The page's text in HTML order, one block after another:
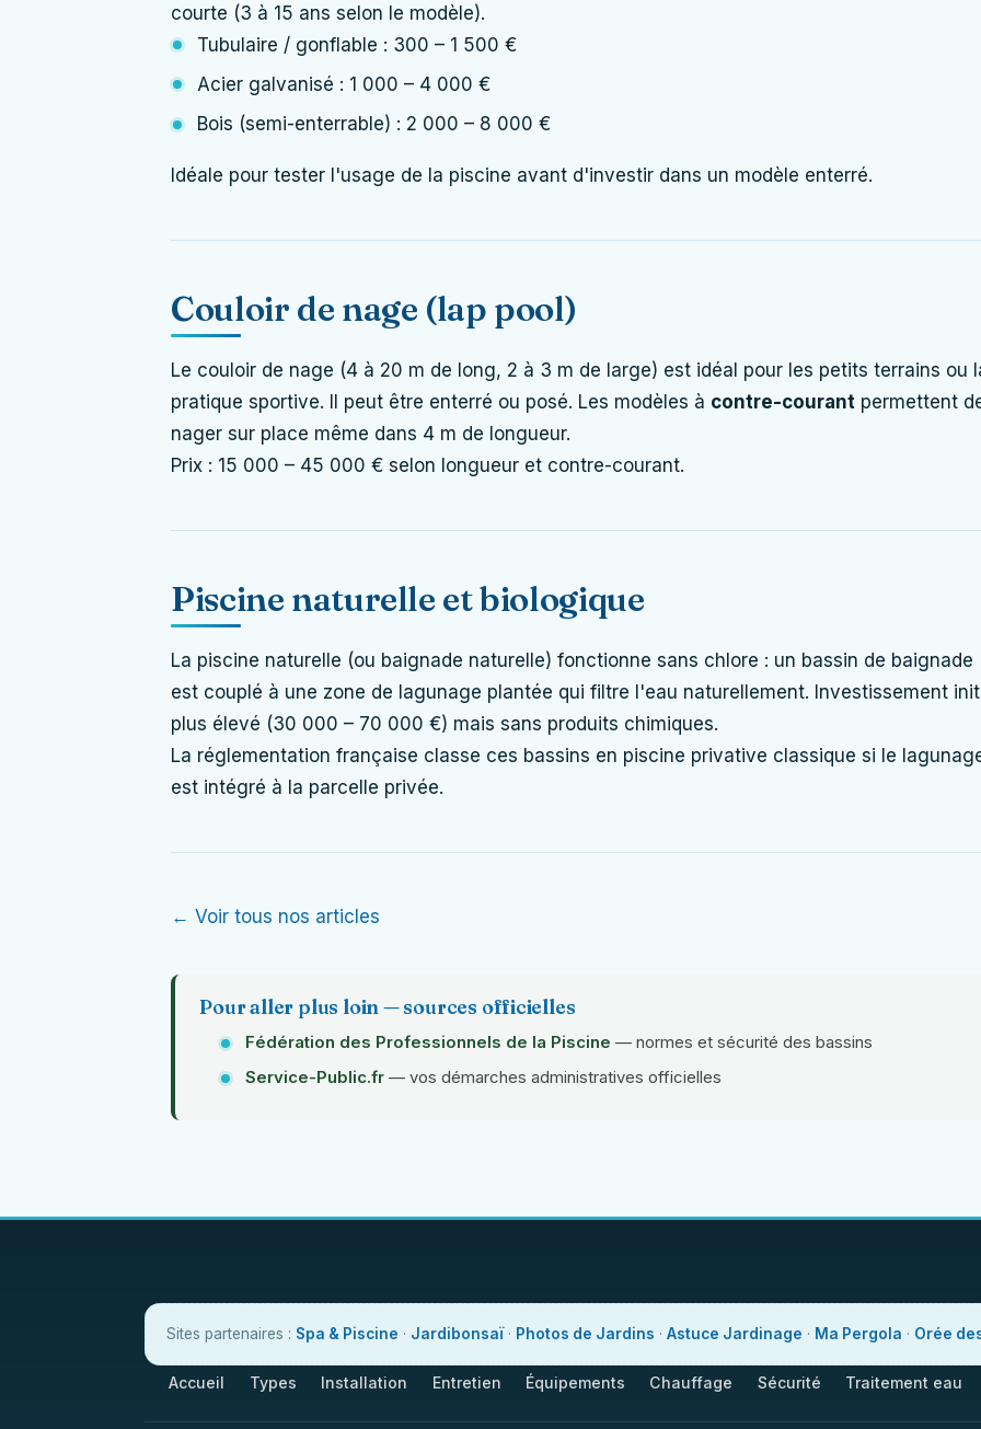
courte (3 à 15 ans selon le modèle).
Tubulaire / gonflable : 300 – 1 500 €
Acier galvanisé : 1 000 – 4 000 €
Bois (semi-enterrable) : 2 000 – 8 000 €
Idéale pour tester l'usage de la piscine avant d'investir dans un modèle enterré.
Couloir de nage (lap pool)
Le couloir de nage (4 à 20 m de long, 2 à 3 m de large) est idéal pour les petits terrains ou
pratique sportive. Il peut être enterré ou posé. Les modèles à contre-courant permettent
nager sur place même dans 4 m de longueur.
Prix : 15 000 – 45 000 € selon longueur et contre-courant.
Piscine naturelle et biologique
La piscine naturelle (ou baignade naturelle) fonctionne sans chlore : un bassin de baignade
est couplé à une zone de lagunage plantée qui filtre l'eau naturellement. Investissement
plus élevé (30 000 – 70 000 €) mais sans produits chimiques.
La réglementation française classe ces bassins en piscine privative classique si le
est intégré à la parcelle privée.
← Voir tous nos articles
Pour aller plus loin — sources officielles
Fédération des Professionnels de la Piscine — normes et sécurité des bassins
Service-Public.fr— vos démarches administratives officielles
Sites partenaires : Spa & Piscine · Jardibonsaï· Photos de Jardins ·Astuce Jardinage · Ma Pergola · Orée
Accueil Types Installation Entretien Équipements Chauffage Sécurité Traitement eau